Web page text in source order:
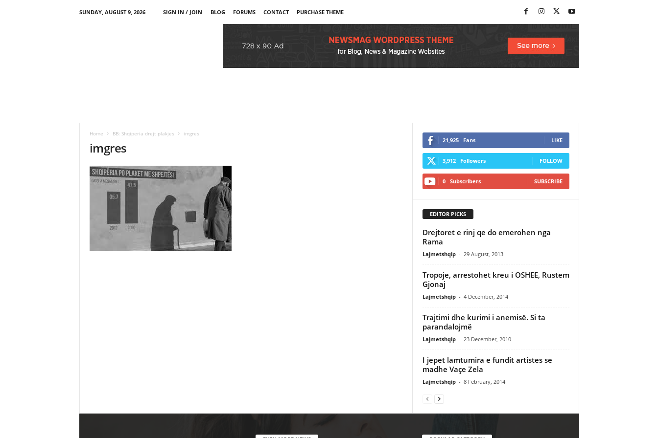
SUNDAY, AUGUST 9, 2026 SIGN IN / JOIN BLOG FORUMS CONTACT PURCHASE THEME
Home BB: Shqiperia drejt plakjes imgres
imgres 21,925 Fans LIKE
3,912 Followers FOLLOW
0 Subscribers SUBSCRIBE
EDITOR PICKS
Drejtoret e rinj qe do emerohen nga
Rama
Lajmetshqip - 29 August, 2013
Tropoje, arrestohet kreu i OSHEE, Rustem
Gjonaj
Lajmetshqip - 4 December, 2014
Trajtimi dhe kurimi i anemisë. Si ta
parandalojmë
Lajmetshqip - 23 December, 2010
I jepet lamtumira e fundit artistes se
madhe Vaçe Zela
Lajmetshqip - 8 February, 2014